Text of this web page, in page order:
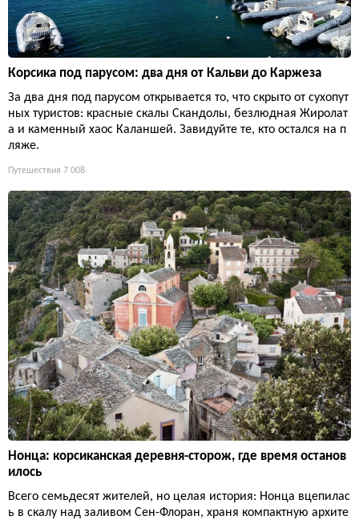
Корсика под парусом: два дня от Кальви до Каржеза
За два дня под парусом открывается то, что скрыто от сухопут
ных туристов: красные скалы Скандолы, безлюдная Жиролат
а и каменный хаос Каланшей. Завидуйте те, кто остался на п
ляже.
Путешествия 7 008
Нонца: корсиканская деревня-сторож, где время останов
илось
Всего семьдесят жителей, но целая история: Нонца вцепилас
ь в скалу над заливом Сен-Флоран, храня компактную архите